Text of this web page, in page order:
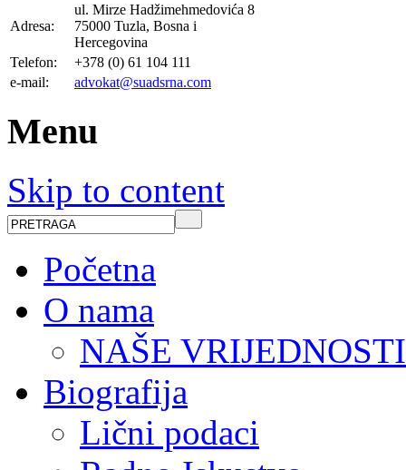
Adresa:
ul. Mirze Hadžimehmedovića 8
75000 Tuzla, Bosna i
Hercegovina
Telefon:
+378 (0) 61 104 111
e-mail:
advokat@suadsrna.com
Menu
Skip to content
Početna
O nama
NAŠE VRIJEDNOSTI
Biografija
Lični podaci